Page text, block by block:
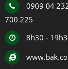
0909 04
700 225
8h30 -